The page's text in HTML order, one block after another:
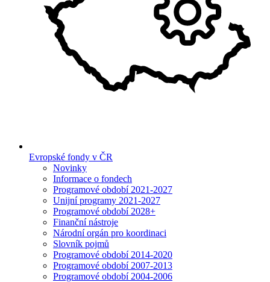
Evropské fondy v ČR
Novinky
Informace o fondech
Programové období 2021-2027
Unijní programy 2021-2027
Programové období 2028+
Finanční nástroje
Národní orgán pro koordinaci
Slovník pojmů
Programové období 2014-2020
Programové období 2007-2013
Programové období 2004-2006